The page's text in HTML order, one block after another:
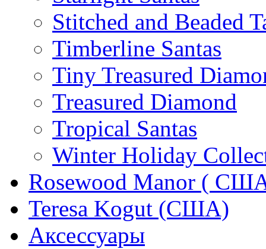
Stitched and Beaded
Timberline Santas
Tiny Treasured
Treasured Diamond
Tropical Santas
Winter Holiday
Rosewood Manor (
Teresa Kogut (США)
Аксессуары